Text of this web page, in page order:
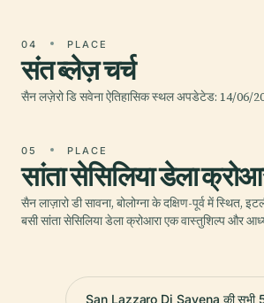
04 PLACE
संत ब्लेज़ चर्च
सैन लज़ेरो डि सवेना ऐतिहासिक स्थल अपडेटेड: 14/06/
05 PLACE
सांता सेसिलिया डेला
सैन लाज़ारो डी सावना, बोलोग्ना के दक्षिण-पूर्व में स्थित,
बसी सांता सेसिलिया डेला क्रोआरा एक वास्तुशिल्प और
San Lazzaro Di Savena की सभी